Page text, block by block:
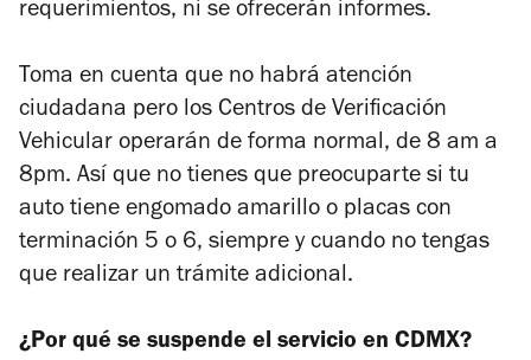
requerimientos, ni se ofrecerán informes.
Toma en cuenta que no habrá atención
ciudadana pero los Centros de Verificación
Vehicular operarán de forma normal, de 8 am a
8pm. Así que no tienes que preocuparte si tu
auto tiene engomado amarillo o placas con
terminación 5 o 6, siempre y cuando no tengas
que realizar un trámite adicional.
¿Por qué se suspende el servicio en CDMX?